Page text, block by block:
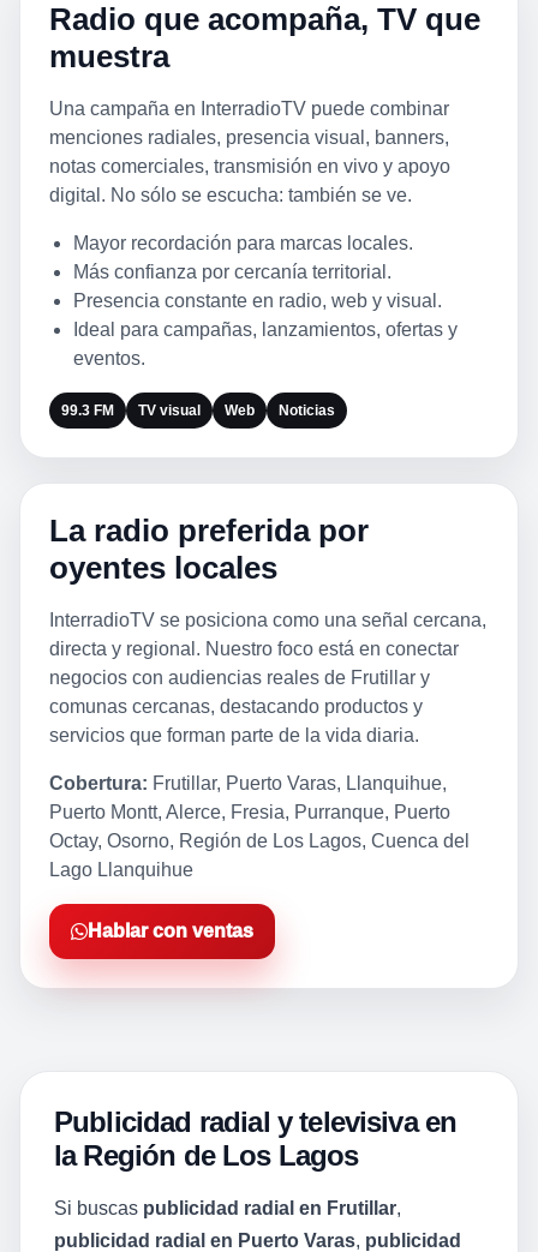
Radio que acompaña, TV que
muestra
Una campaña en InterradioTV puede combinar
menciones radiales, presencia visual, banners,
notas comerciales, transmisión en vivo y apoyo
digital. No sólo se escucha: también se ve.
Mayor recordación para marcas locales.
Más confianza por cercanía territorial.
Presencia constante en radio, web y visual.
Ideal para campañas, lanzamientos, ofertas y
eventos.
99.3 FM TV visual Web Noticias
La radio preferida por
oyentes locales
InterradioTV se posiciona como una señal cercana,
directa y regional. Nuestro foco está en conectar
negocios con audiencias reales de Frutillar y
comunas cercanas, destacando productos y
servicios que forman parte de la vida diaria.
Cobertura: Frutillar, Puerto Varas, Llanquihue,
Puerto Montt, Alerce, Fresia, Purranque, Puerto
Octay, Osorno, Región de Los Lagos, Cuenca del
Lago Llanquihue
Hablar con ventas
Publicidad radial y televisiva en
la Región de Los Lagos
Si buscas publicidad radial en Frutillar,
publicidad radial en Puerto Varas, publicidad